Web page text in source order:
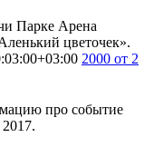
Парке Арена
цветочек».
2000 от 2
про событие